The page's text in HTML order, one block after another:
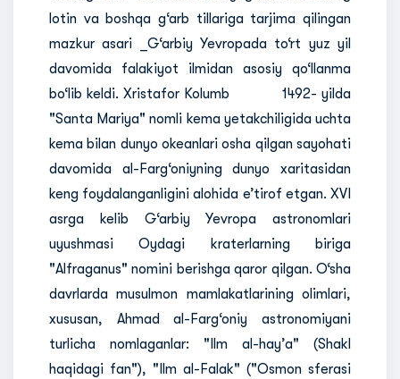
lotin va boshqa g‘arb tillariga tarjima qilingan
mazkur asari _G‘arbiy Yevropada to‘rt yuz yil
davomida falakiyot ilmidan asosiy qo‘llanma
bo‘lib keldi. Xristafor Kolumb 1492- yilda
"Santa Mariya" nomli kema yetakchiligida uchta
kema bilan dunyo okeanlari osha qilgan sayohati
davomida al-Farg‘oniyning dunyo xaritasidan
keng foydalanganligini alohida e’tirof etgan. XVI
asrga kelib G‘arbiy Yevropa astronomlari
uyushmasi Oydagi kraterlarning biriga
"Alfraganus" nomini berishga qaror qilgan. O‘sha
davrlarda musulmon mamlakatlarining olimlari,
xususan, Ahmad al-Farg‘oniy astronomiyani
turlicha nomlaganlar: "Ilm al-hay’a" (Shakl
haqidagi fan"), "Ilm al-Falak" ("Osmon sferasi